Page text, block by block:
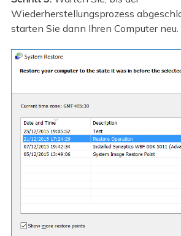
Wiederherstellungsprozess
starten Sie dann Ihren Computer neu.